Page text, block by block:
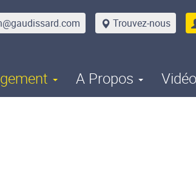
Trouvez-nous
A Propos